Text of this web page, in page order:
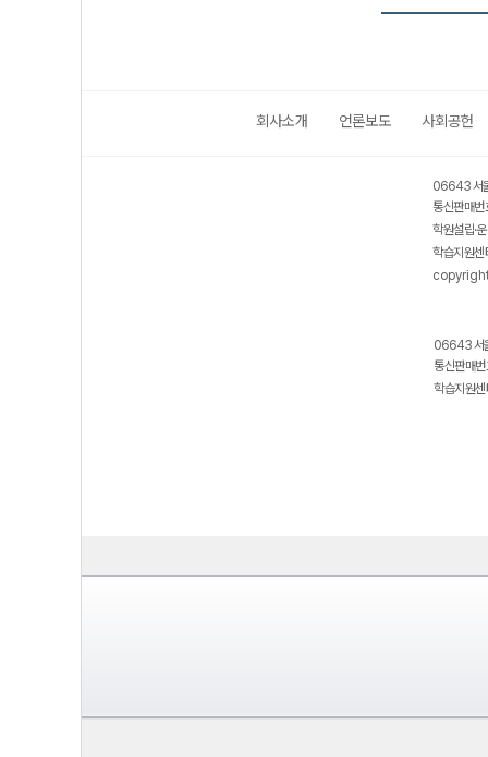
회사소개 언론보도 사회공헌
06643 서
통신판매
학원설립·
학습지원
06643 서
통신판매
학습지원